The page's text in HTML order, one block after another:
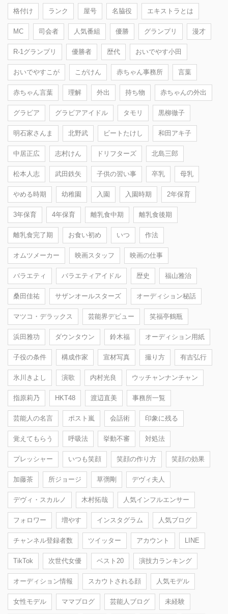
格付け ランク 屋号 名脇役 エキストラとは
MC 司会者 人気番組 優勝 グランプリ 漫才
R-1グランプリ 優勝者 歴代 おいでやす小田
おいでやすこが こがけん 赤ちゃん事務所 言葉
赤ちゃん言葉 理解 外出 持ち物 赤ちゃんの外出
グラビア グラビアアイドル タモリ 黒柳徹子
明石家さんま 北野武 ビートたけし 和田アキ子
中居正広 志村けん ドリフターズ 北島三郎
松本人志 武田鉄矢 子供の習い事 卒乳 母乳
やめる時期 幼稚園 入園 入園時期 2年保育
3年保育 4年保育 離乳食中期 離乳食後期
離乳食完了期 お食い初め いつ 作法
オムツメーカー 映画スタッフ 映画の仕事
バラエティ バラエティアイドル 歴史 福山雅治
桑田佳祐 サザンオールスターズ オーディション秘話
マツコ・デラックス 芸能界デビュー 笑福亭鶴瓶
浜田雅功 ダウンタウン 鈴木福 オーディション用紙
子役の条件 構成作家 宣材写真 撮り方 有吉弘行
氷川きよし 演歌 内村光良 ウッチャンナンチャン
指原莉乃 HKT48 渡辺直美 事務所一覧
芸能人の名言 ポスト嵐 会話術 印象に残る
覚えてもらう 呼吸法 挙動不審 対処法
プレッシャー いつも笑顔 笑顔の作り方 笑顔の効果
加藤茶 所ジョージ 草彅剛 デヴィ夫人
デヴィ・スカルノ 木村拓哉 人気インフルエンサー
フォロワー 増やす インスタグラム 人気ブログ
チャンネル登録者数 ツイッター アカウント LINE
TikTok 次世代女優 ベスト20 演技力ランキング
オーディション情報 スカウトされる顔 人気モデル
女性モデル ママブログ 芸能人ブログ 未経験